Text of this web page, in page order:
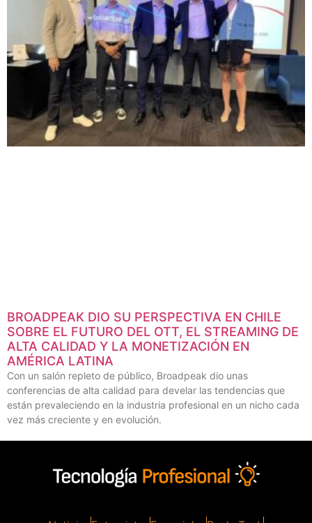
BROADPEAK DIO SU PERSPECTIVA EN CHILE
SOBRE EL FUTURO DEL OTT, EL STREAMING DE
ALTA CALIDAD Y LA MONETIZACIÓN EN
AMÉRICA LATINA
Con un salón repleto de público, Broadpeak dio unas
conferencias de alta calidad para develar las tendencias que
están prevaleciendo en la industria profesional en un nicho cada
vez más creciente y en evolución.